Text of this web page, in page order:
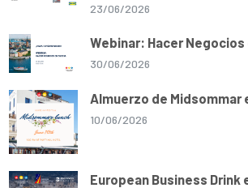
23/06/2026
Webinar: Hacer Negocios
30/06/2026
Almuerzo de Midsommar
10/06/2026
European Business Drink